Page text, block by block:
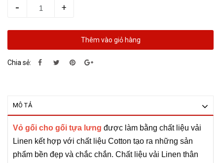
- +
Thêm vào giỏ hàng
Chia sẻ:
MÔ TẢ
Vỏ gối cho gối tựa lưng được làm bằng chất liệu vải
Linen kết hợp với chất liệu Cotton tạo ra những sản
phẩm bền đẹp và chắc chắn. Chất liệu vải Linen thân